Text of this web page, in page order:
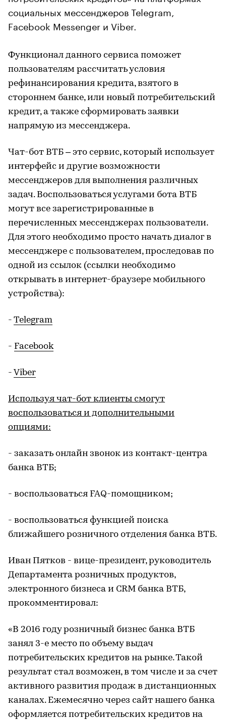
социальных мессенджеров Telegram,
Facebook Messenger и Viber.
Функционал данного сервиса поможет
пользователям рассчитать условия
рефинансирования кредита, взятого в
стороннем банке, или новый потребительский
кредит, а также сформировать заявки
напрямую из мессенджера.
Чат-бот ВТБ – это сервис, который использует
интерфейс и другие возможности
мессенджеров для выполнения различных
задач. Воспользоваться услугами бота ВТБ
могут все зарегистрированные в
перечисленных мессенджерах пользователи.
Для этого необходимо просто начать диалог в
мессенджере с пользователем, проследовав по
одной из ссылок (ссылки необходимо
открывать в интернет-браузере мобильного
устройства):
- Telegram
- Facebook
- Viber
Используя чат-бот клиенты смогут
воспользоваться и дополнительными
опциями:
- заказать онлайн звонок из контакт-центра
банка ВТБ;
- воспользоваться FAQ-помощником;
- воспользоваться функцией поиска
ближайшего розничного отделения банка ВТБ.
Иван Пятков - вице-президент, руководитель
Департамента розничных продуктов,
электронного бизнеса и CRM банка ВТБ,
прокомментировал:
«В 2016 году розничный бизнес банка ВТБ
занял 3-е место по объему выдач
потребительских кредитов на рынке. Такой
результат стал возможен, в том числе и за счет
активного развития продаж в дистанционных
каналах. Ежемесячно через сайт нашего банка
оформляется потребительских кредитов на